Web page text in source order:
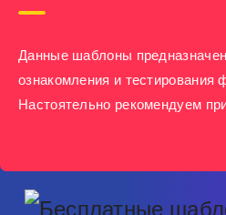
Данные шаблоны
ознакомления и тестирования
Настоятельно рекомендуем